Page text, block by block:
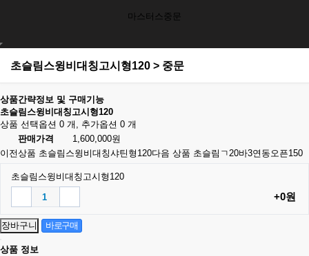
마스터스중문
초슬림스윙비대칭고시형120 > 중문
상품간략정보 및 구매기능
초슬림스윙비대칭고시형120
상품 선택옵션 0 개, 추가옵션 0 개
판매가격
1,600,000원
이전상품 초슬림스윙비대칭샤틴형120다음 상품 초슬림ㄱ20바3연동오픈150
초슬림스윙비대칭고시형120
+0원
상품 정보